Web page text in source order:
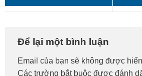
Lên? Sửa Ngay!
Để lại một bình luận
Email của bạn sẽ không được
Các trường bắt buộc được đánh